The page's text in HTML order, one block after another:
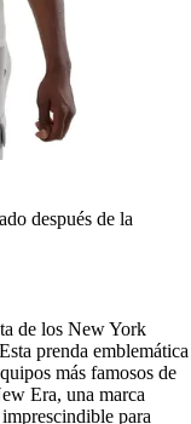
después de la
de los New York
prenda emblemática
más famosos de
Era, una marca
para